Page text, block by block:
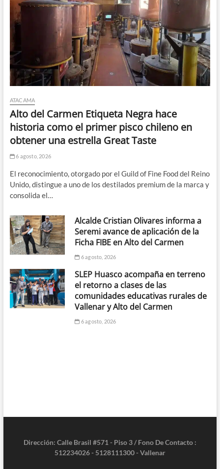
ATACAMA
Alto del Carmen Etiqueta Negra hace
historia como el primer pisco chileno en
obtener una estrella Great Taste
6 agosto, 2026
El reconocimiento, otorgado por el Guild of Fine Food del Reino
Unido, distingue a uno de los destilados premium de la marca y
consolida el…
Alcalde Cristian Olivares informa a
Seremi avance de aplicación de la
Ficha FIBE en Alto del Carmen
6 agosto, 2026
SLEP Huasco acompaña en terreno
el retorno a clases de las
comunidades educativas rurales de
Vallenar y Alto del Carmen
6 agosto, 2026
Dirección: Calle Brasil #571 - Piso 3 / Fono De Contacto :
512234026 - 5128111300 - Vallenar